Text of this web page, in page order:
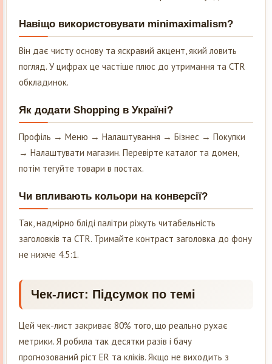
Навіщо використовувати minimaximalism?
Він дає чисту основу та яскравий акцент, який ловить
погляд. У цифрах це частіше плюс до утримання та CTR
обкладинок.
Як додати Shopping в Україні?
Профіль → Меню → Налаштування → Бізнес → Покупки
→ Налаштувати магазин. Перевірте каталог та домен,
потім тегуйте товари в постах.
Чи впливають кольори на конверсії?
Так, надмірно бліді палітри ріжуть читабельність
заголовків та CTR. Тримайте контраст заголовка до фону
не нижче 4.5:1.
Чек-лист: Підсумок по темі
Цей чек-лист закриває 80% того, що реально рухає
метрики. Я робила так десятки разів і бачу
прогнозований ріст ER та кліків. Якщо не виходить з